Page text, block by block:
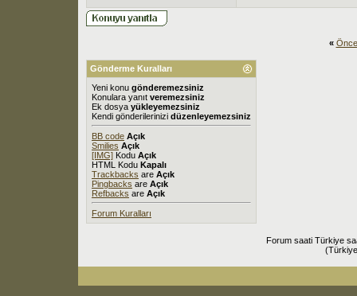
«
Gönderme Kuralları
Yeni konu gönderemezsiniz
Konulara yanıt veremezsiniz
Ek dosya yükleyemezsiniz
Kendi gönderilerinizi düzenleyemezsiniz
BB code Açık
Smilies Açık
[IMG] Kodu Açık
HTML Kodu Kapalı
Trackbacks are Açık
Pingbacks are Açık
Refbacks are Açık
Forum Kuralları
Forum saati Türkiye